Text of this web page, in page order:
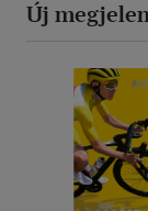
Új